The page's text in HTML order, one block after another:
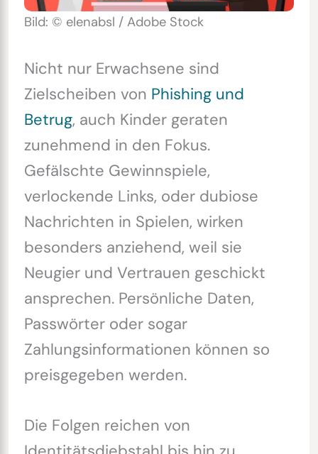
Bild: © elenabsl / Adobe Stock
Nicht nur Erwachsene sind
Zielscheiben von Phishing und
Betrug, auch Kinder geraten
zunehmend in den Fokus.
Gefälschte Gewinnspiele,
verlockende Links, oder dubiose
Nachrichten in Spielen, wirken
besonders anziehend, weil sie
Neugier und Vertrauen geschickt
ansprechen. Persönliche Daten,
Passwörter oder sogar
Zahlungsinformationen können so
preisgegeben werden.
Die Folgen reichen von